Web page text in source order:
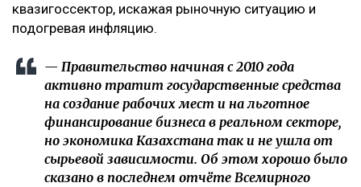
квазигоссектор, искажая рыночную ситуацию и
подогревая инфляцию.
— Правительство начиная с 2010 года
активно тратит государственные средства
на создание рабочих мест и на льготное
финансирование бизнеса в реальном секторе,
но экономика Казахстана так и не ушла от
сырьевой зависимости. Об этом хорошо было
сказано в последнем отчёте Всемирного